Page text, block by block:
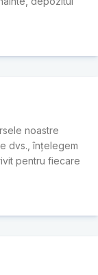
noastre
dvs., înțelegem
pentru fiecare